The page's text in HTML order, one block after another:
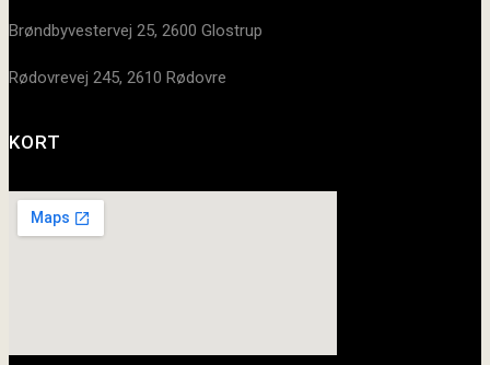
Brøndbyvestervej 25, 2600 Glostrup
Rødovrevej 245, 2610 Rødovre
KORT